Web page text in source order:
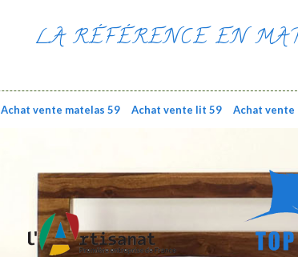
LA RÉFÉRENCE EN
Achat vente matelas 59 Achat vente lit 59 Achat vente